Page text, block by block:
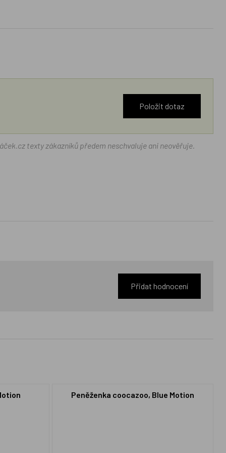
Položit dotaz
texty zákazníků předem neschvaluje ani neověřuje.
Přidat hodnocení
Peněženka coocazoo, Blue Motion